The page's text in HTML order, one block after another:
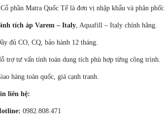
phần Matra Quốc Tế là đơn vị nhập khẩu và phân phối:
tích áp Varem – Italy, Aquafill – Italy chính hãng.
đủ CO, CQ, bảo hành 12 tháng.
trợ tư vấn tính toán dung tích phù hợp từng công trình.
hàng toàn quốc, giá cạnh tranh.
liên hệ:
0982.808.471